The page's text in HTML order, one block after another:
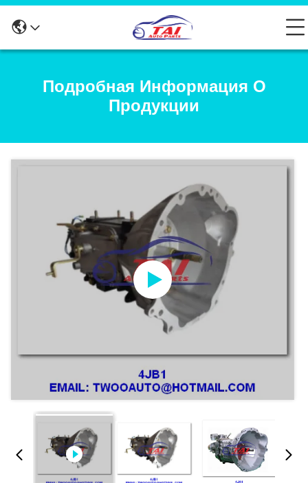
Подробная Информация О
Продукции